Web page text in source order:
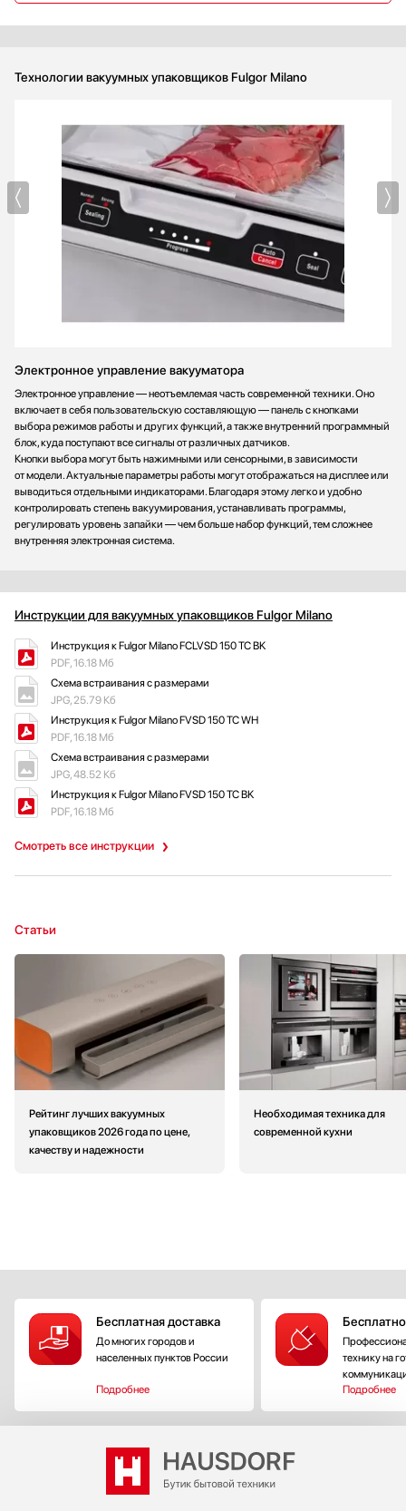
Технологии вакуумных упаковщиков Fulgor Milano
Электронное управление вакууматора
Электронное управление — неотъемлемая часть современной техники. Оно
включает в себя пользовательскую составляющую — панель с кнопками
выбора режимов работы и других функций, а также внутренний программный
блок, куда поступают все сигналы от различных датчиков.
Кнопки выбора могут быть нажимными или сенсорными, в зависимости
от модели. Актуальные параметры работы могут отображаться на дисплее или
выводиться отдельными индикаторами. Благодаря этому легко и удобно
контролировать степень вакуумирования, устанавливать программы,
регулировать уровень запайки — чем больше набор функций, тем сложнее
внутренняя электронная система.
Инструкции для вакуумных упаковщиков Fulgor Milano
Смотреть все инструкции
Инструкция к Fulgor Milano FCLVSD 150 TC BK
PDF, 16.18 Мб
Схема встраивания с размерами
JPG, 25.79 Кб
Инструкция к Fulgor Milano FVSD 150 TC WH
PDF, 16.18 Мб
Схема встраивания с размерами
JPG, 48.52 Кб
Инструкция к Fulgor Milano FVSD 150 TC BK
PDF, 16.18 Мб
Статьи
Рейтинг лучших вакуумных
упаковщиков 2026 года по цене,
качеству и надежности
Необходимая техника для
современной кухни
Бесплатная доставка
До многих городов и
населенных пунктов России
Подробнее
технику на
Подробнее